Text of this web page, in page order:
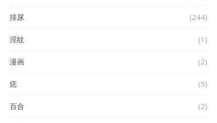
排尿 (244)
淫紋 (1)
漫画 (2)
痣 (5)
百合 (2)